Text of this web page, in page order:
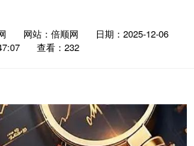
网站：倍顺网
日期：2025-12-06
查看：232